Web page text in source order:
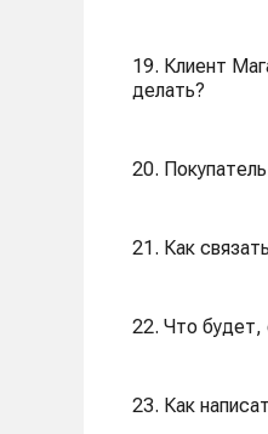
19. Клиент
делать?
20.
21. Как
22. Что будет,
23. Как